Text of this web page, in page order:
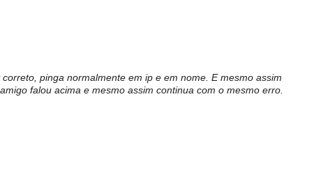
pinga normalmente em ip e em nome. E mesmo assim
falou acima e mesmo assim continua com o mesmo erro.